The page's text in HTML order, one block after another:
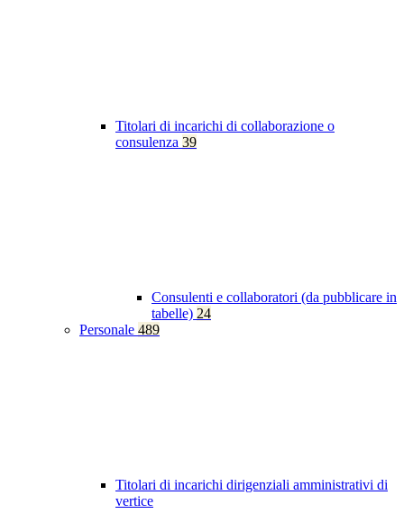
Titolari di incarichi di collaborazione o
consulenza 39
Consulenti e collaboratori (da pubblicare in
tabelle) 24
Personale 489
Titolari di incarichi dirigenziali amministrativi di
vertice